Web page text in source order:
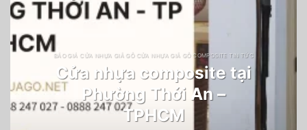
BÁO GIÁ CỬA NHỰA GIẢ GỖ CỬA NHỰA GIẢ GỖ COMPOSITE TIN TỨC
Cửa nhựa composite tại
Phường Thới An –
TPHCM